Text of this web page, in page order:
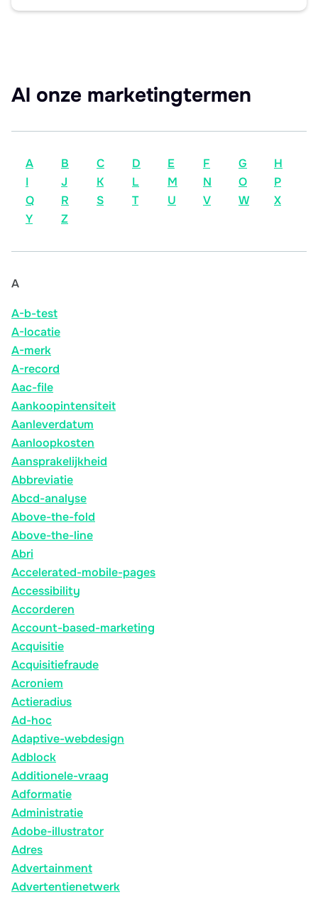
Al onze marketingtermen
A B C D E F G
H
I
J K L M N O
P
Q
R S T U V W
X
Y
Z
A
A-b-test
A-locatie
A-merk
A-record
Aac-file
Aankoopintensiteit
Aanleverdatum
Aanloopkosten
Aansprakelijkheid
Abbreviatie
Abcd-analyse
Above-the-fold
Above-the-line
Abri
Accelerated-mobile-pages
Accessibility
Accorderen
Account-based-marketing
Acquisitie
Acquisitiefraude
Acroniem
Actieradius
Ad-hoc
Adaptive-webdesign
Adblock
Additionele-vraag
Adformatie
Administratie
Adobe-illustrator
Adres
Advertainment
Advertentienetwerk